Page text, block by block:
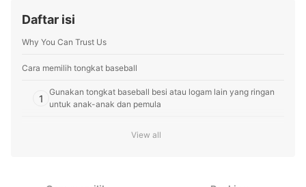
Daftar isi
Why You Can Trust Us
Cara memilih tongkat baseball
1
Gunakan tongkat baseball besi atau logam lain yang ringan
untuk anak-anak dan pemula
baseball kayu yang solid agar menghasilkan pukulan kuat
View all